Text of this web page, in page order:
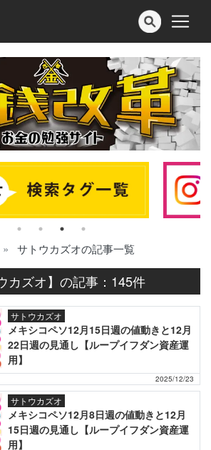
サトウカズオの記事一覧
カズオ】の記事： 145件
サトウカズオ
メキシコペソ12月15日週の値動きと12月
22日週の見通し【ループイフダン資産運
用】
2025/12/23
サトウカズオ
メキシコペソ12月8日週の値動きと12月
15日週の見通し【ループイフダン資産運
用】